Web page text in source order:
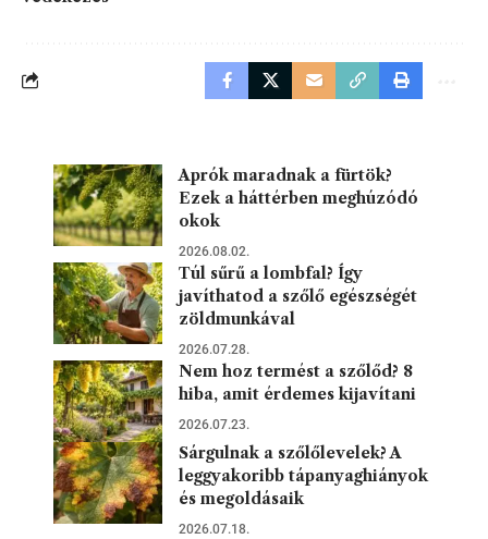
Aprók maradnak a fürtök?
Ezek a háttérben meghúzódó
okok
2026.08.02.
Túl sűrű a lombfal? Így
javíthatod a szőlő egészségét
zöldmunkával
2026.07.28.
Nem hoz termést a szőlőd? 8
hiba, amit érdemes kijavítani
2026.07.23.
Sárgulnak a szőlőlevelek? A
leggyakoribb tápanyaghiányok
és megoldásaik
2026.07.18.